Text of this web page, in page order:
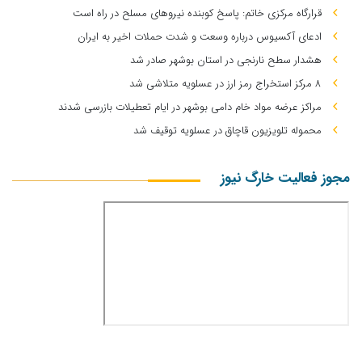
قرارگاه مرکزی خاتم: پاسخ کوبنده نیروهای مسلح در راه است
ادعای آکسیوس درباره وسعت و شدت حملات اخیر به ایران
هشدار سطح نارنجی در استان بوشهر صادر شد
۸ مرکز استخراج رمز ارز در عسلویه متلاشی شد
مراکز عرضه مواد خام دامی بوشهر در ایام تعطیلات بازرسی شدند
محموله تلویزیون قاچاق در عسلویه توقیف شد
مجوز فعالیت خارگ نیوز